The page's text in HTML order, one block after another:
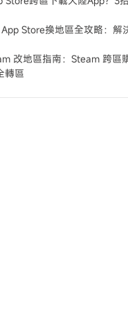
Store換地區全攻略：解
改地區指南：Steam 跨區
轉區